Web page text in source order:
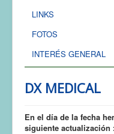
LINKS
FOTOS
INTERÉS GENERAL
DX MEDICAL
En el día de la fecha
siguiente actualización